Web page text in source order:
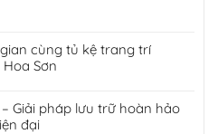
cùng tủ kệ trang trí
Sơn
Giải pháp lưu trữ hoàn hảo
đại